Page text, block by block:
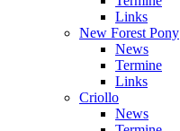
Links
New Forest Pony
News
Termine
Links
Criollo
News